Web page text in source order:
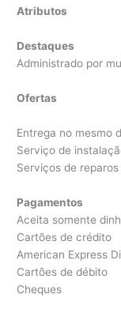
Atributos
Destaques
Administrado por
Ofertas
Entrega no mesmo
Serviço de
Serviços de
Pagamentos
Aceita somente
Cartões de crédito
American Express
Cartões de débito
Cheques